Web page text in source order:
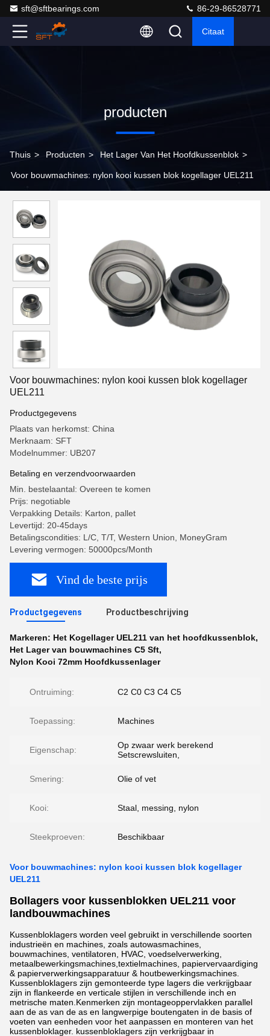
sft@sftbearings.com 86-29-86528771
Citaat
producten
Thuis > Producten > Het Lager Van Het Hoofdkussenblok >
Voor bouwmachines: nylon kooi kussen blok kogellager UEL211
Voor bouwmachines: nylon kooi kussen blok kogellager
UEL211
Productgegevens
Plaats van herkomst: China
Merknaam: SFT
Modelnummer: UB207
Betaling en verzendvoorwaarden
Min. bestelaantal: Overeen te komen
Prijs: negotiable
Verpakking Details: Karton, pallet
Levertijd: 20-45days
Betalingscondities: L/C, T/T, Western Union, MoneyGram
Levering vermogen: 50000pcs/Month
Vind de beste prijs
Productgegevens Productbeschrijving
Markeren: Het Kogellager UEL211 van het hoofdkussenblok,
Het Lager van bouwmachines C5 Sft,
Nylon Kooi 72mm Hoofdkussenlager
Ontruiming: C2 C0 C3 C4 C5
Toepassing: Machines
Eigenschap:
Op zwaar werk berekend
Setscrewsluiten,
Smering: Olie of vet
Kooi: Staal, messing, nylon
Steekproeven: Beschikbaar
Voor bouwmachines: nylon kooi kussen blok kogellager
UEL211
Bollagers voor kussenblokken UEL211 voor
landbouwmachines
Kussenbloklagers worden veel gebruikt in verschillende soorten
industrieën en machines, zoals autowasmachines,
bouwmachines, ventilatoren, HVAC, voedselverwerking,
metaalbewerkingsmachines,textielmachines, papiervervaardiging
& papierverwerkingsapparatuur & houtbewerkingsmachines.
Kussenbloklagers zijn gemonteerde type lagers die verkrijgbaar
zijn in flankeerde en verticale stijlen in verschillende inch en
metrische maten.Kenmerken zijn montageoppervlakken parallel
aan de as van de as en langwerpige boutengaten in de basis of
voeten van eenheden voor het aanpassen en monteren van het
kussenbloklager. kussenbloklagers zijn verkrijgbaar in